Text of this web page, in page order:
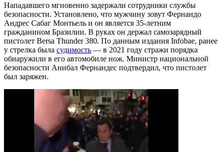
Нападавшего мгновенно задержали сотрудники службы
безопасности. Установлено, что мужчину зовут Фернандо
Андрес Сабаг Монтьель и он является 35-летним
гражданином Бразилии. В руках он держал самозарядный
пистолет Bersa Thunder 380. По данным издания Infobae, ранее
у стрелка была судимость — в 2021 году стражи порядка
обнаружили в его автомобиле нож. Министр национальной
безопасности Анибал Фернандес подтвердил, что пистолет
был заряжен.